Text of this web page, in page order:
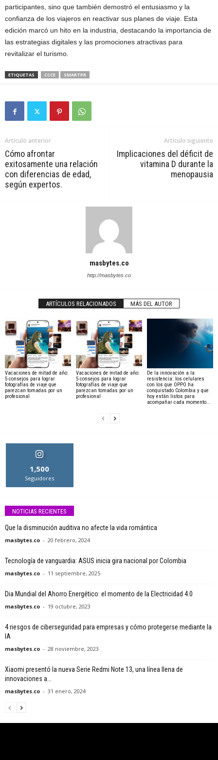
participantes, sino que también demostró el entusiasmo y la
confianza de los viajeros en reactivar sus planes de viaje. Esta
edición marcó un hito en la industria, destacando la importancia de
las estrategias digitales y las promociones atractivas para
revitalizar el turismo.
ETIQUETAS CCCE SMARTPR
Artículo anterior
Cómo afrontar
exitosamente una relación
con diferencias de edad,
según expertos.
Artículo siguiente
Implicaciones del déficit de
vitamina D durante la
menopausia
masbytes.co
http://masbytes.co
ARTÍCULOS RELACIONADOS MÁS DEL AUTOR
Vacaciones de mitad de año:
5 consejos para lograr
fotografías de viaje que
parezcan tomadas por un
profesional
Vacaciones de mitad de año:
5 consejos para lograr
fotografías de viaje que
parezcan tomadas por un
profesional
De la innovación a la
resistencia: los celulares
con los que OPPO ha
conquistado Colombia y que
hoy están listos para
acompañar cada momento...
1,500
Seguidores
NOTICIAS RECIENTES
Que la disminución auditiva no afecte la vida romántica
masbytes.co - 20 febrero, 2024
Tecnología de vanguardia: ASUS inicia gira nacional por Colombia
masbytes.co - 11 septiembre, 2025
Dia Mundial del Ahorro Energético: el momento de la Electricidad 4.0
masbytes.co - 19 octubre, 2023
4 riesgos de ciberseguridad para empresas y cómo protegerse mediante la
IA
masbytes.co - 28 noviembre, 2023
Xiaomi presentó la nueva Serie Redmi Note 13, una línea llena de
innovaciones a...
masbytes.co - 31 enero, 2024